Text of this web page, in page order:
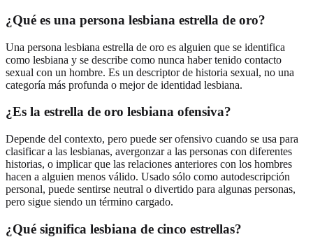
¿Qué es una persona lesbiana estrella de oro?
Una persona lesbiana estrella de oro es alguien que se identifica
como lesbiana y se describe como nunca haber tenido contacto
sexual con un hombre. Es un descriptor de historia sexual, no una
categoría más profunda o mejor de identidad lesbiana.
¿Es la estrella de oro lesbiana ofensiva?
Depende del contexto, pero puede ser ofensivo cuando se usa para
clasificar a las lesbianas, avergonzar a las personas con diferentes
historias, o implicar que las relaciones anteriores con los hombres
hacen a alguien menos válido. Usado sólo como autodescripción
personal, puede sentirse neutral o divertido para algunas personas,
pero sigue siendo un término cargado.
¿Qué significa lesbiana de cinco estrellas?